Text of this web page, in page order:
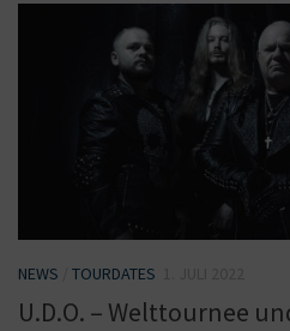
NEWS TOURDATES
U.D.O. – Welttournee